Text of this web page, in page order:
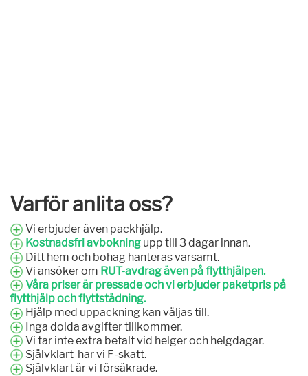
Varför anlita oss?
Vi erbjuder även packhjälp.
Kostnadsfri avbokning upp till 3 dagar innan.
Ditt hem och bohag hanteras varsamt.
Vi ansöker om RUT-avdrag även på flytthjälpen.
Våra priser är pressade och vi erbjuder paketpris på
flytthjälp och flyttstädning.
Hjälp med uppackning kan väljas till.
Inga dolda avgifter tillkommer.
Vi tar inte extra betalt vid helger och helgdagar.
Självklart har vi F-skatt.
Självklart är vi försäkrade.